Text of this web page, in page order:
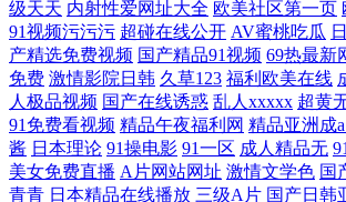
级天天 内射性爱网址大全 欧美社区第一页
91视频污污污 超碰在线公开 AV蜜桃吃瓜
产精选免费视频 国产精品91视频 69热最新
免费 激情影院日韩 久草123 福利欧美在线
人极品视频 国产在线诱惑 乱人xxxxx 超黄
91免费看视频 精品午夜福利网 精品亚洲成a
酱 日本理论 91操电影 91一区 成人精品无
美女免费直播 A片网站网址 激情文学色 国
青青 日本精品在线播放 三级A片 国产日韩